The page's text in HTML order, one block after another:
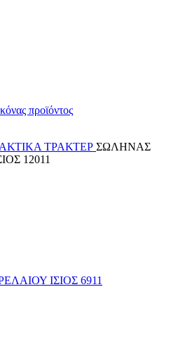
ΤΡΑΚΤΕΡ ΣΩΛΗΝΑΣ
12011
ΙΣΙΟΣ 6911